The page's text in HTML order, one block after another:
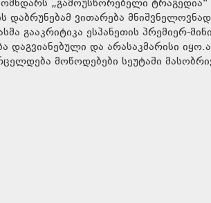
„გამოუსწორებელი
დაბრუნებამ ვითარება
გააკრიტიკა ესპანეთის პრემიერ-
დაგვიანებული და არასაკმარისი
მოწოდებები სეუტაში